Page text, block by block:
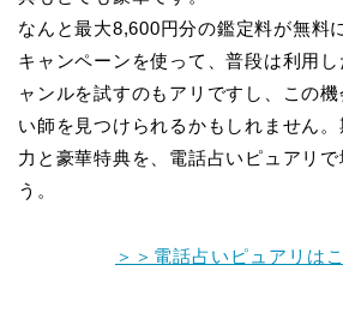
なんと最大8,600円分の鑑定料が無料
キャンペーンを使って、普段は利用
ャンルを試すのもアリですし、この
い師を見つけられるかもしれません
力と豪華特典を、電話占いピュアリで
う。
＞＞電話占いピュアリは